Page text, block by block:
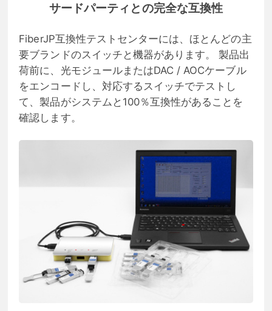
サードパーティとの完全な互換性
FiberJP互換性テストセンターには、ほとんどの主
要ブランドのスイッチと機器があります。 製品出
荷前に、光モジュールまたはDAC / AOCケーブル
をエンコードし、対応するスイッチでテストし
て、製品がシステムと100％互換性があることを
確認します。